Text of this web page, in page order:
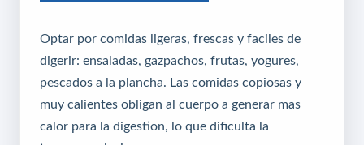
Optar por comidas ligeras, frescas y faciles de
digerir: ensaladas, gazpachos, frutas, yogures,
pescados a la plancha. Las comidas copiosas y
muy calientes obligan al cuerpo a generar mas
calor para la digestion, lo que dificulta la